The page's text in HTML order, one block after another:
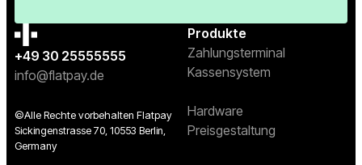
+49 30 25555555
info@flatpay.de
©Alle Rechte vorbehalten Flatpay
Sickingenstrasse 70, 10553 Berlin,
Germany
Produkte
Zahlungsterminal
Kassensystem
Hardware
Preisgestaltung